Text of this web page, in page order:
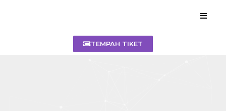
TEMPAH TIKET